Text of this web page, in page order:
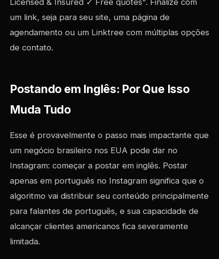
Licensed & Insured ✓ Free quotes". Finalize com
um link, seja para seu site, uma página de
agendamento ou um Linktree com múltiplas opções
de contato.
Postando em Inglês: Por Que Isso
Muda Tudo
Esse é provavelmente o passo mais impactante que
um negócio brasileiro nos EUA pode dar no
Instagram: começar a postar em inglês. Postar
apenas em português no Instagram significa que o
algoritmo vai distribuir seu conteúdo principalmente
para falantes de português, e sua capacidade de
alcançar clientes americanos fica severamente
limitada.